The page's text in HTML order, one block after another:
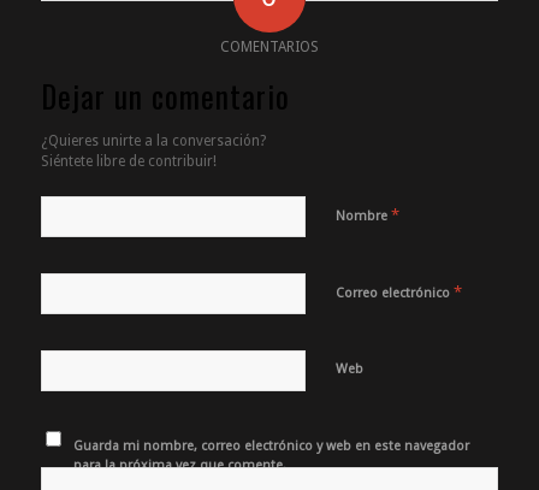
COMENTARIOS
Dejar un comentario
¿Quieres unirte a la conversación?
Siéntete libre de contribuir!
Nombre *
Correo electrónico *
Web
Guarda mi nombre, correo electrónico y web en este navegador
para la próxima vez que comente.